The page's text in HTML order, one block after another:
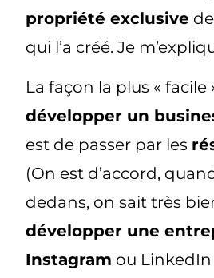
propriété exclusive
qui l’a créé. Je
La façon la plus « facile
développer un
est de passer par les
(On est d’accord,
dedans, on sait très
développer une
Instagram ou LinkedIn